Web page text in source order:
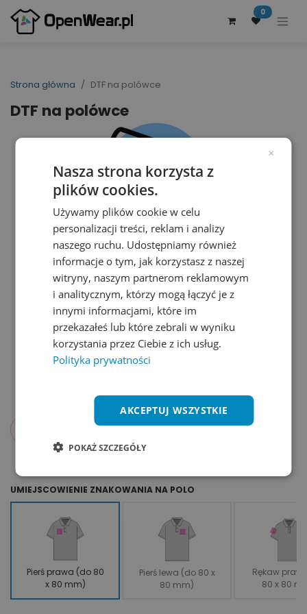
0
Strona główna DTF na polówce
DTF na polówce
UMIEJSCOWIENIE ZNAKOWANIA NA POLO
Pierś prawa (do 80
x 80 mm)
Pierś lewa (do 80 x
80 mm)
Rękaw
80 x 80
×
Nasza strona korzysta z
plików cookies.
Używamy plików cookie w celu
personalizacji treści, reklam i analizy
naszego ruchu. Udostępniamy również
informacje o tym, jak korzystasz z naszej
witryny, naszym partnerom reklamowym
i analitycznym, którzy mogą łączyć je z
innymi informacjami, które im
przekazałeś lub które zebrali w wyniku
korzystania przez Ciebie z ich usług.
Polityka prywatności
AKCEPTUJ WSZYSTKIE
POKAŻ SZCZEGÓŁY